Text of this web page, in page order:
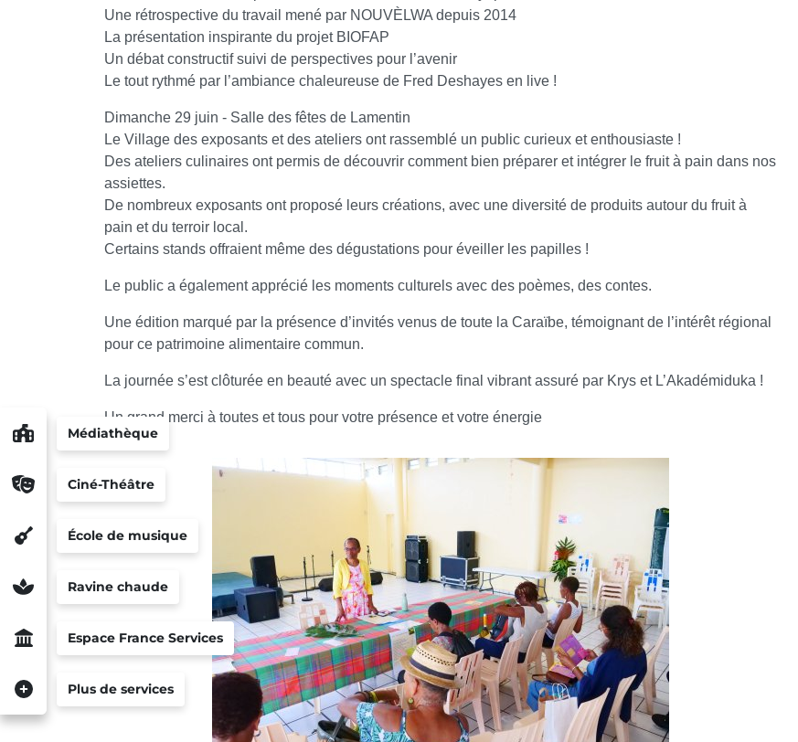
Médiathèque
Ciné-Théâtre
École de musique
Ravine chaude
Espace France Services
Plus de services
Une rétrospective du travail mené par NOUVÈLWA depuis 2014
La présentation inspirante du projet BIOFAP
Un débat constructif suivi de perspectives pour l’avenir
Le tout rythmé par l’ambiance chaleureuse de Fred Deshayes en live !
Dimanche 29 juin - Salle des fêtes de Lamentin
Le Village des exposants et des ateliers ont rassemblé un public curieux et enthousiaste !
Des ateliers culinaires ont permis de découvrir comment bien préparer et intégrer le fruit à pain dans nos
assiettes.
De nombreux exposants ont proposé leurs créations, avec une diversité de produits autour du fruit à
pain et du terroir local.
Certains stands offraient même des dégustations pour éveiller les papilles !
Le public a également apprécié les moments culturels avec des poèmes, des contes.
Une édition marqué par la présence d’invités venus de toute la Caraïbe, témoignant de l’intérêt régional
pour ce patrimoine alimentaire commun.
La journée s’est clôturée en beauté avec un spectacle final vibrant assuré par Krys et L’Akadémiduka !
Un grand merci à toutes et tous pour votre présence et votre énergie